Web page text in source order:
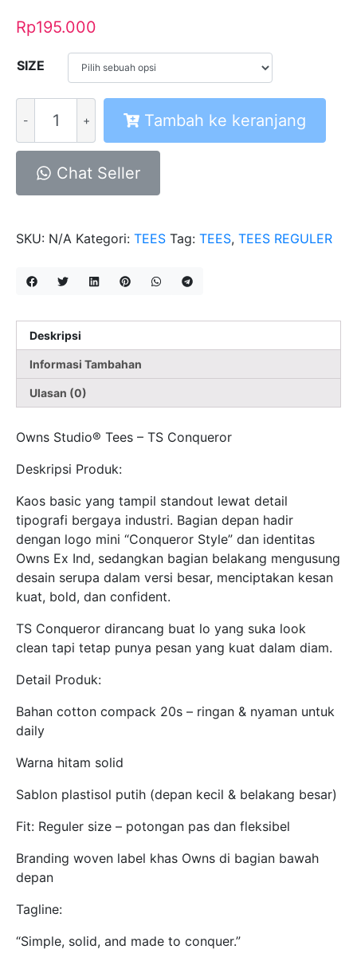
Rp195.000
SIZE
Tees
Conqueror
Tambah ke keranjang
Chat Seller
SKU: N/A Kategori: TEES Tag: TEES, TEES REGULER
Deskripsi
Informasi Tambahan
Ulasan (0)
Owns Studio® Tees – TS Conqueror
Deskripsi Produk:
Kaos basic yang tampil standout lewat detail
tipografi bergaya industri. Bagian depan hadir
dengan logo mini “Conqueror Style” dan identitas
Owns Ex Ind, sedangkan bagian belakang mengusung
desain serupa dalam versi besar, menciptakan kesan
kuat, bold, dan confident.
TS Conqueror dirancang buat lo yang suka look
clean tapi tetap punya pesan yang kuat dalam diam.
Detail Produk:
Bahan cotton compack 20s – ringan & nyaman untuk
daily
Warna hitam solid
Sablon plastisol putih (depan kecil & belakang besar)
Fit: Reguler size – potongan pas dan fleksibel
Branding woven label khas Owns di bagian bawah
depan
Tagline:
“Simple, solid, and made to conquer.”